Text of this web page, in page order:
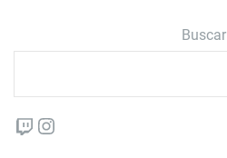
Buscar
Twitch